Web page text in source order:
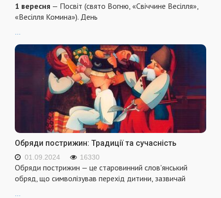
1 вересня — Посвіт (свято Вогню, «Свіччине Весілля»,
«Весілля Комина»). День
Обряди пострижин: Традиції та сучасність
01.09.2024 16330
Обряди пострижин — це старовинний слов'янський
обряд, що символізував перехід дитини, зазвичай